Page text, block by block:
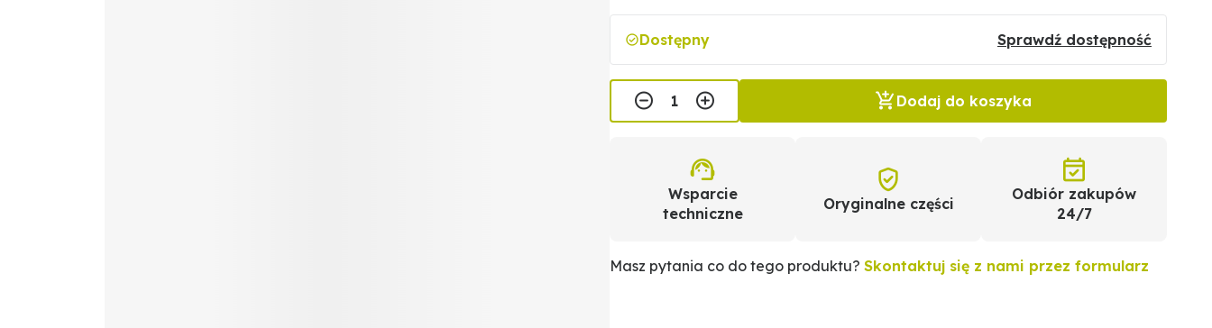
Dostępny Sprawdź dostępność
Dodaj do koszyka
Wsparcie
techniczne
Oryginalne części
Odbiór zakupów
24/7
Masz pytania co do tego produktu? Skontaktuj się z nami przez formularz